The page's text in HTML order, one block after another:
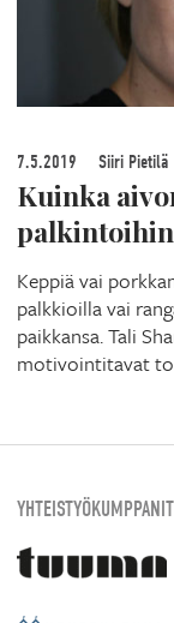
7.5.2019 Siiri Pietilä
Kuinka
Keppiä vai
palkkioilla vai
paikkansa. Tali
motivointitavat
YHTEISTYÖKUMPPANIT